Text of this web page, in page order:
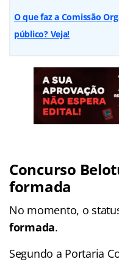
O que faz a Comissão
público? Veja!
Concurso
formada
No momento, o
formada.
Segundo a Portaria